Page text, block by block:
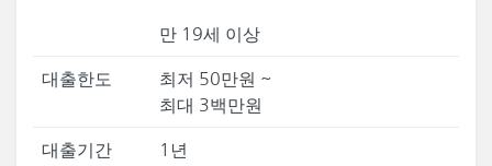
만 19세 이상
대출한도
최저 50만원 ~
최대 3백만원
대출기간 1년